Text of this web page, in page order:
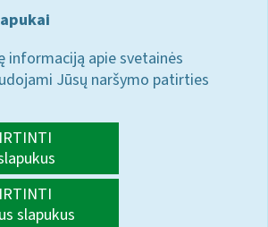
informaciją apie svetainės
Jūsų naršymo patirties
slapukus